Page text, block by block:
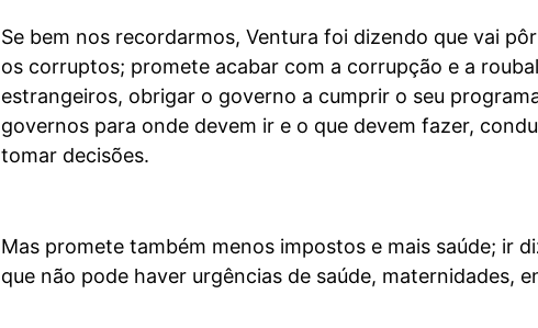
Se bem nos recordarmos, Ventura foi dizendo que vai
os corruptos; promete acabar com a corrupção e a
estrangeiros, obrigar o governo a cumprir o seu
governos para onde devem ir e o que devem fazer,
tomar decisões.
Mas promete também menos impostos e mais saúde; ir
que não pode haver urgências de saúde, maternidades,